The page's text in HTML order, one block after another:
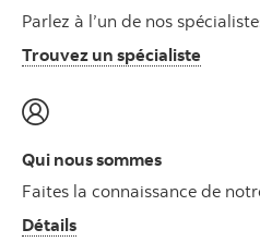
Parlez à l’un de nos
Trouvez un spécialiste
Qui nous sommes
Faites la connaissance de
Détails